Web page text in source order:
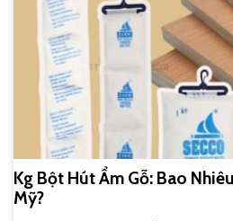
Kg Bột Hút Ẩm Gỗ: Bao
Mỹ?